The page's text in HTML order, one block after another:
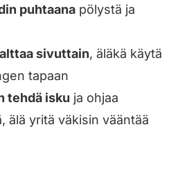
puhtaanapölystä ja
sivuttain, äläkä käytä
tapaan
tehdä isku ja ohjaa
älä yritä väkisin vääntää